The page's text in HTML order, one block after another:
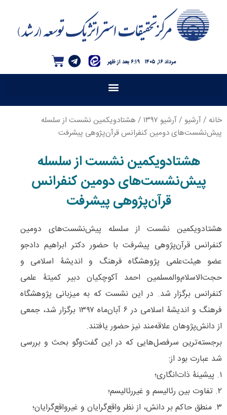
۶:۱۹ بعد از ظهر مرداد ۱۶, ۱۴۰۵
خانه /آرشیو /آرشیو ۱۳۹۷
/ هشتادویکمین نشست از سلسله
پیش‌‌نشست‌های دومین کنفرانس قرآن‌پژوهی پیشرفت
هشتادویکمین نشست از سلسله
پیش‌‌نشست‌های دومین کنفرانس
قرآن‌پژوهی پیشرفت
هشتادویکمین نشست از سلسله پیش‌نشست‌های دومین
کنفرانس قرآن‌پژوهی پیشرفت با حضور دکتر ابراهیم دادجو
عضو هیئت‌علمی پژوهشگاه فرهنگ و اندیشۀ اسلامی و
حجت‌الاسلام‌والمسلمین احمد آکوچکیان دبیر کمیتۀ علمی
کنفرانس برگزار شد. در این نشست که به میزبانی پژوهشگاه
فرهنگ و اندیشۀ اسلامی در ۶ آبان‌ماه ۱۳۹۷ برگزار شد، جمعی
از دانش‌پژوهان علاقه‌مند نیز حضور یافتند.
برجسته‌ترین سرفصل‌هایی که در این گفت‌وگو بحث و بررسی
شد عبارت بود از:
۱. پیشینۀ ذات‌انگاری؛
۲. تفاوت بین رئالیسم و غیررئالیسم؛
۳. منطق حاکم بر دانش، از نظر واقع‌گرایان و غیر‌واقع‌گرایان؛